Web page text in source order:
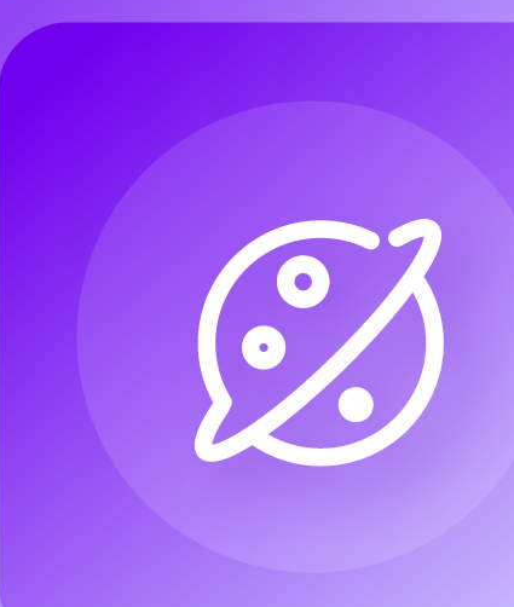
professionale—è ora accessibile a chiunque, grazie ai
mai generare canzoni, beat e persino tracce vocali complete
in cerca di risultati di livello superiore.
indie ai content creator e marketer—vogliono sapere:
avanzata Suno AI, accesso freemium e design intuitivo,